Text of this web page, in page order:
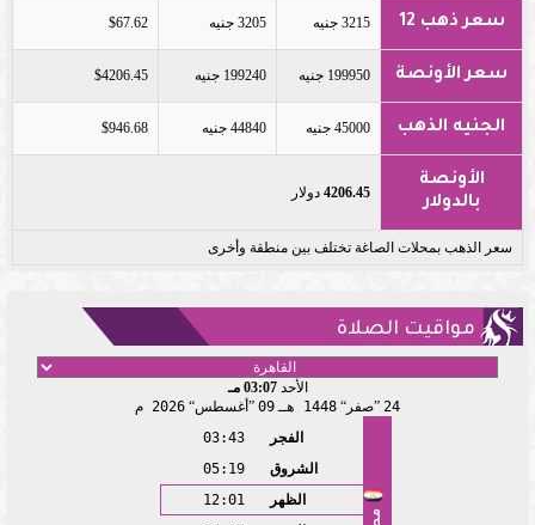
سعر ذهب 12 3215 جنيه 3205 جنيه $67.62
سعر الأونصة 199950 جنيه 199240 جنيه $4206.45
الجنيه الذهب 45000 جنيه 44840 جنيه $946.68
الأونصة
بالدولار
4206.45 دولار
سعر الذهب بمحلات الصاغة تختلف بين منطقة وأخرى
مواقيت الصلاة
الأحد03:07 مـ
24 صفر 1448 هـ 09 أغسطس 2026 م
الفجر
03:43
الشروق
05:19
الظهر
12:01